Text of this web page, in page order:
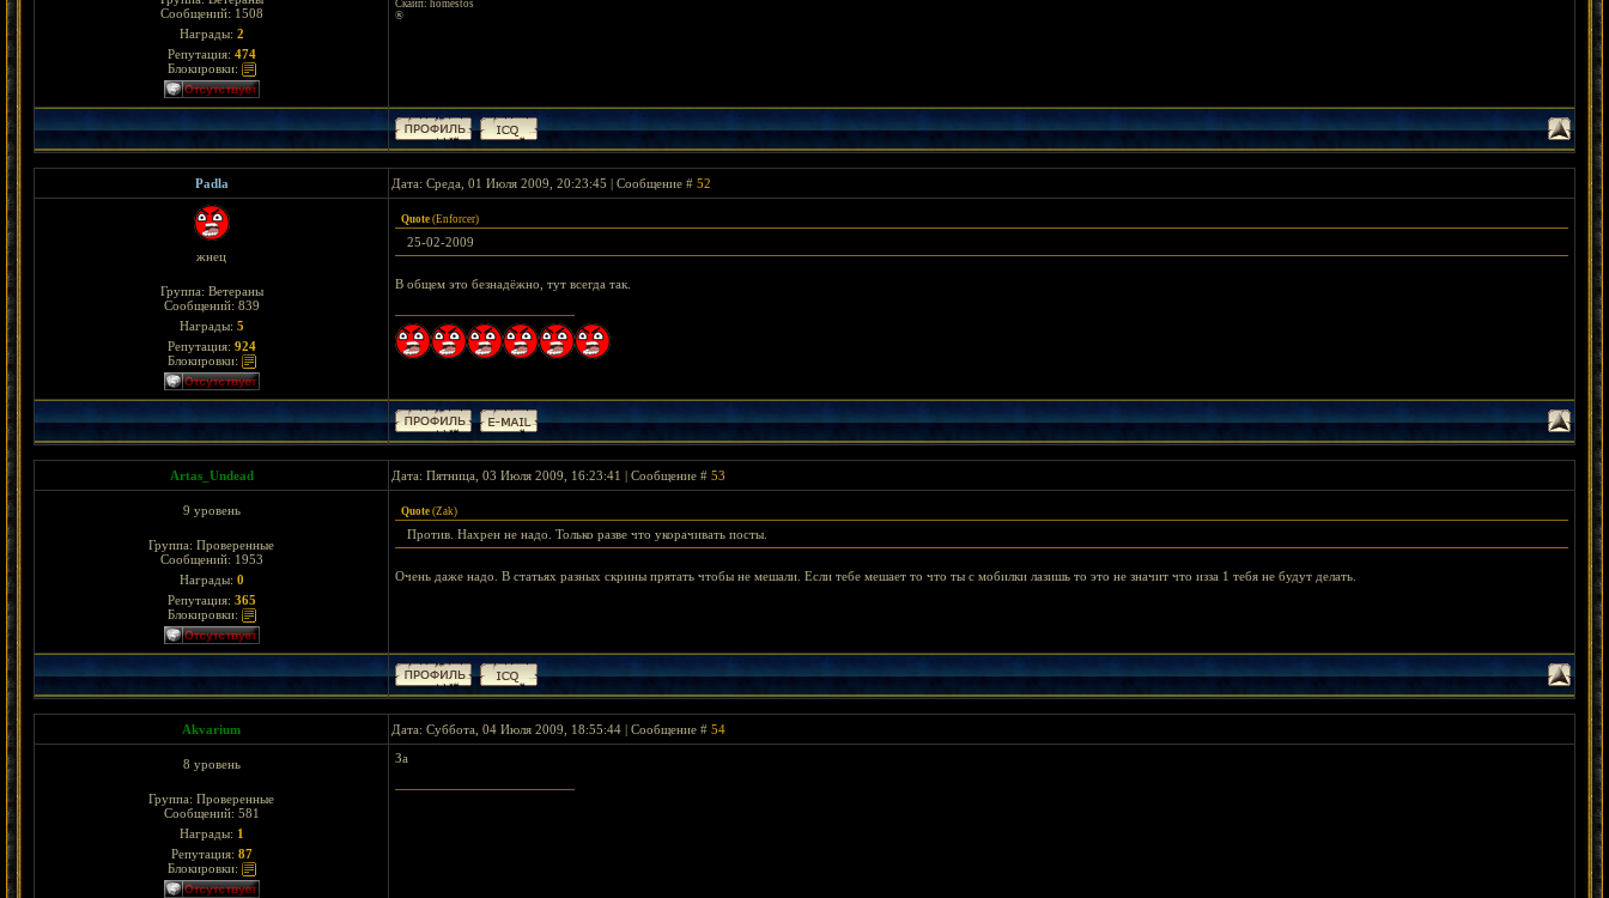
Сообщений: 1508
Награды: 2
Репутация: 474
Блокировки:
Скайп: homestos
®
Padla Дата: Среда, 01 Июля 2009, 20:23:45 | Сообщение # 52
жнец
Группа: Ветераны
Сообщений: 839
Награды: 5
Репутация: 924
Блокировки:
Quote (Enforcer)
25-02-2009
В общем это безнадёжно, тут всегда так.
Artas_Undead Дата: Пятница, 03 Июля 2009, 16:23:41 | Сообщение # 53
9 уровень
Группа: Проверенные
Сообщений: 1953
Награды: 0
Репутация: 365
Блокировки:
Quote (Zak)
Против. Нахрен не надо. Только разве что укорачивать посты.
Очень даже надо. В статьях разных скрины прятать чтобы не мешали. Если тебе мешает то что ты с мобилки лазишь то это не значит что изза 1 тебя не будут делать.
Akvarium Дата: Суббота, 04 Июля 2009, 18:55:44 | Сообщение # 54
8 уровень
Группа: Проверенные
Сообщений: 581
Награды: 1
Репутация: 87
Блокировки:
За